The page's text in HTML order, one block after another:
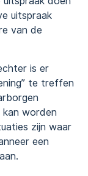
uitspraak
van de
is er
te treffen
kan worden
zijn waar
een